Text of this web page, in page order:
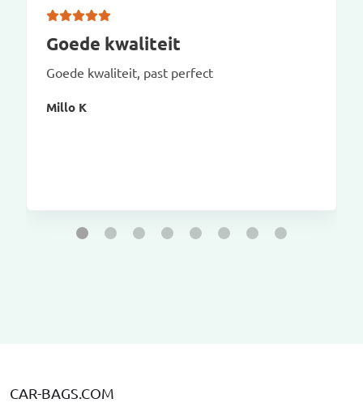
Goede kwaliteit
Goede kwaliteit, past perfect
Millo K
CAR-BAGS.COM